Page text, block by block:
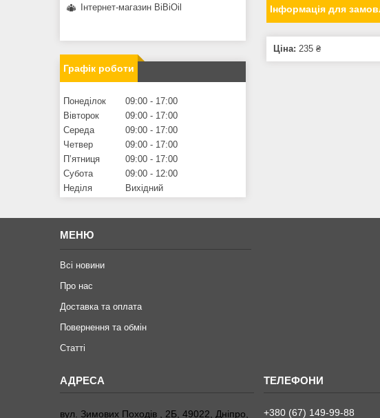
Інформація для
Ціна: 235 ₴
Інтернет-магазин BiBiOil
Графік роботи
Понеділок 09:00
17:00
Вівторок
09:00
17:00
Середа
09:00
17:00
Четвер
09:00
17:00
Пʼятниця
09:00
17:00
Субота
09:00
12:00
Неділя
Вихідний
МЕНЮ
Всі новини
Про нас
Доставка та оплата
Повернення та обмiн
Статтi
вул. Зимових Походiв , 2Б, 49022, Дніпро, +380 (67) 149-99-88